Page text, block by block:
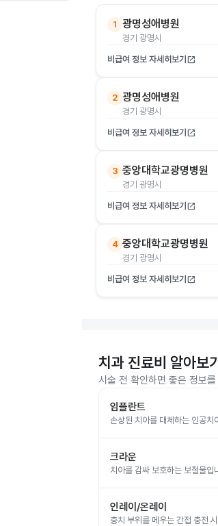
1 광명성애병원
경기 광명시
비급여 정보 자세히보기 open_in_new
2 광명성애병원
경기 광명시
비급여 정보 자세히보기 open_in_new
3 중앙대학교광명병원
경기 광명시
비급여 정보 자세히보기 open_in_new
4 중앙대학교광명병원
경기 광명시
비급여 정보 자세히보기 open_in_new
치과 진료비 알아보
시술 전 확인하면 좋은 정보
임플란트
손상된 치아를 대체하는 인공
크라운
치아를 감싸 보호하는 보철물
인레이/온레이
충치 부위를 메우는 간접 충전